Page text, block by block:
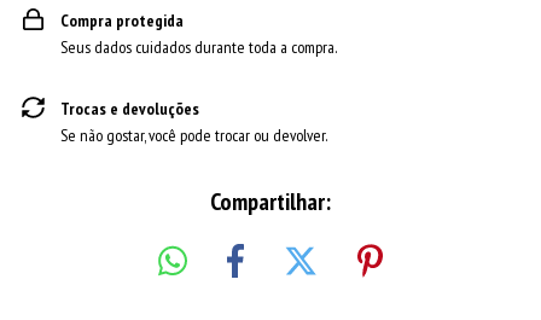
Compra protegida
Seus dados cuidados durante toda a compra.
Trocas e devoluções
Se não gostar, você pode trocar ou devolver.
Compartilhar: